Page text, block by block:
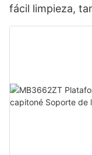
fácil limpieza,
de fábrica -